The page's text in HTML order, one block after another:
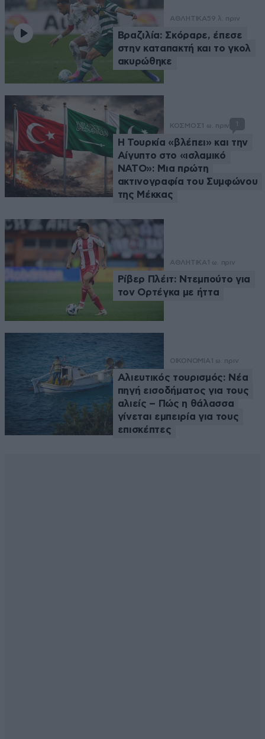
ΑΘΛΗΤΙΚΑ59 λ. πριν
Βραζιλία: Σκόραρε, έπεσε
στην καταπακτή και το γκολ
ακυρώθηκε
ΚΟΣΜΟΣ 1 ω. πριν 1
Η Τουρκία «βλέπει» και την
Αίγυπτο στο «ισλαμικό
ΝΑΤΟ»: Μια πρώτη
ακτινογραφία του Συμφώνου
της Μέκκας
ΑΘΛΗΤΙΚΑ 1 ω. πριν
Ρίβερ Πλέιτ: Ντεμπούτο για
τον Ορτέγκα με ήττα
ΟΙΚΟΝΟΜΙΑ 1 ω. πριν
Αλιευτικός τουρισμός: Νέα
πηγή εισοδήματος για τους
αλιείς – Πώς η θάλασσα
γίνεται εμπειρία για τους
επισκέπτες